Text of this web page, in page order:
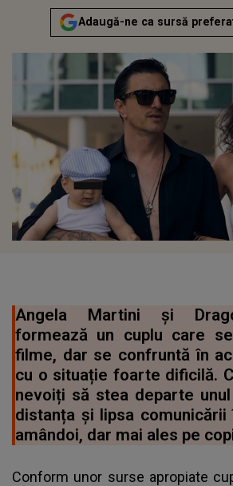
Adaugă-ne ca sursă
Angela Martini și
formează un cuplu care
filme, dar se confruntă în
cu o situație foarte dificilă.
nevoiți să stea departe
distanța și lipsa
amândoi, dar mai ales pe
Conform unor surse apropiate